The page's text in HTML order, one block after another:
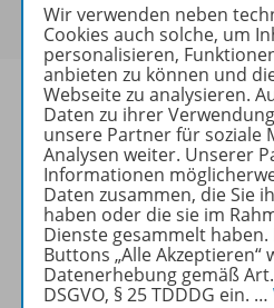
sich bitte an.
Informationen
Weitere Inhalte der
Wir verwenden neben
Cookies auch solche, um
personalisieren,
anbieten zu können und
Webseite zu analysieren.
Daten zu ihrer
unsere Partner für soziale
Analysen weiter. Unserer
Informationen
Daten zusammen, die Sie
haben oder die sie im
Dienste gesammelt
Buttons „Alle Akzeptieren“
Datenerhebung gemäß Art.
DSGVO, § 25 TDDDG ein. …